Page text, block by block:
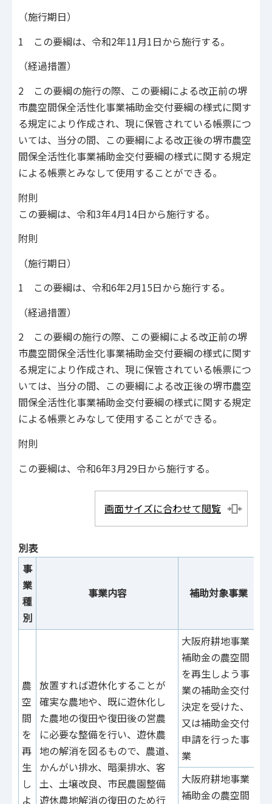
（施行期日）
1 この要綱は、令和2年11月1日から施行する。
（経過措置）
2 この要綱の施行の際、この要綱による改正前の堺
市農空間保全活性化事業補助金交付要綱の様式に関す
る規定により作成され、現に保管されている帳票につ
いては、当分の間、この要綱による改正後の堺市農空
間保全活性化事業補助金交付要綱の様式に関する規定
による帳票とみなして使用することができる。
附則
この要綱は、令和3年4月14日から施行する。
附則
（施行期日）
1 この要綱は、令和6年2月15日から施行する。
（経過措置）
2 この要綱の施行の際、この要綱による改正前の堺
市農空間保全活性化事業補助金交付要綱の様式に関す
る規定により作成され、現に保管されている帳票につ
いては、当分の間、この要綱による改正後の堺市農空
間保全活性化事業補助金交付要綱の様式に関する規定
による帳票とみなして使用することができる。
附則
この要綱は、令和6年3月29日から施行する。
画面サイズに合わせて閲覧
別表
事
業
種
別
事業内容 補助対象事業
農
空
間
を
再
生
し
よ
放置すれば遊休化することが
確実な農地や、既に遊休化し
た農地の復田や復田後の営農
に必要な整備を行い、遊休農
地の解消を図るもので、農道、
かんがい排水、暗渠排水、客
土、土壌改良、市民農園整備
遊休農地解消の復田のため行
大阪府耕地事業
補助金の農空間
を再生しよう事
業の補助金交付
決定を受けた、
又は補助金交付
申請を行った事
業
大阪府耕地事業
補助金の農空間